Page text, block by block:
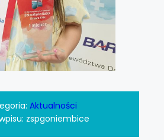
Aktualności
zspgoniembice